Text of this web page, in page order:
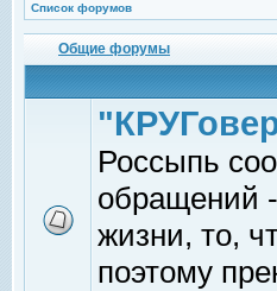
Список форумов
Общие форумы
Россыпь
обращений
жизни, то,
поэтому